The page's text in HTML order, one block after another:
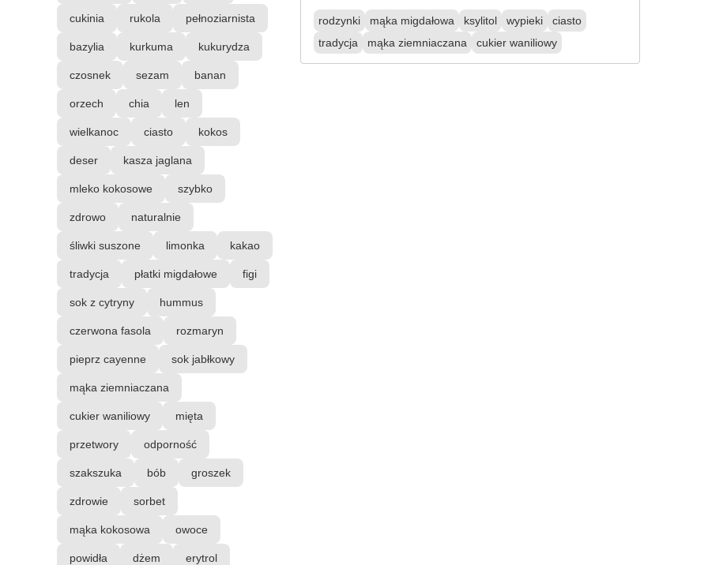
cukinia rukola pełnoziarnista
bazylia kurkuma kukurydza
czosnek sezam banan
orzech chia len
wielkanoc ciasto kokos
deser kasza jaglana
mleko kokosowe szybko
zdrowo naturalnie
śliwki suszone limonka kakao
tradycja płatki migdałowe figi
sok z cytryny hummus
czerwona fasola rozmaryn
pieprz cayenne sok jabłkowy
mąka ziemniaczana
cukier waniliowy mięta
przetwory odporność
szakszuka bób groszek
zdrowie sorbet
mąka kokosowa owoce
powidła dżem erytrol
rodzynki mąka migdałowa ksylitol wypieki
ciasto
tradycja
mąka ziemniaczana cukier waniliowy